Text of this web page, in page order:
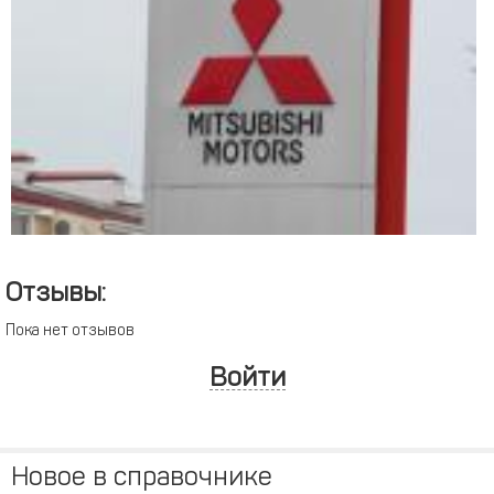
Отзывы:
Пока нет отзывов
Войти
Новое в справочнике